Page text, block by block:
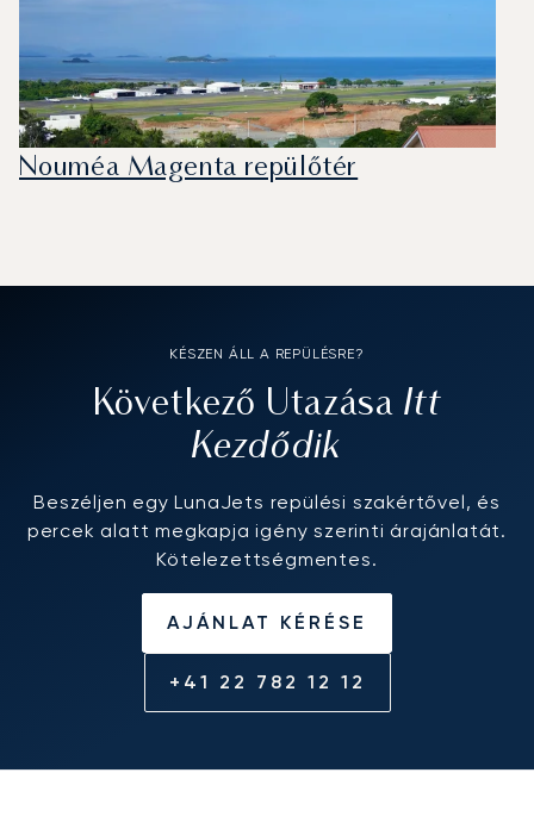
Nouméa Magenta repülőtér
KÉSZEN ÁLL A REPÜLÉSRE?
Következő Utazása Itt
Kezdődik
Beszéljen egy LunaJets repülési szakértővel, és
percek alatt megkapja igény szerinti árajánlatát.
Kötelezettségmentes.
AJÁNLAT KÉRÉSE
+41 22 782 12 12